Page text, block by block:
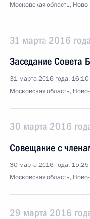
Московская область,
31 марта 2016
Заседание Совета
31 марта 2016 года, 16:10
Московская область,
30 марта 2016
Совещание с
30 марта 2016 года, 15:25
Московская область,
29 марта 2016